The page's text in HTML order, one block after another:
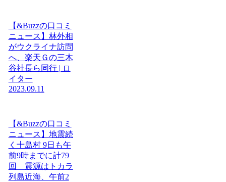
【&Buzzの口コミ
ニュース】林外相
がウクライナ訪問
へ、楽天Ｇの三木
谷社長ら同行 | ロ
イター
2023.09.11
【&Buzzの口コミ
ニュース】地震続
く十島村 9日も午
前9時までに計79
回 震源はトカラ
列島近海、午前2